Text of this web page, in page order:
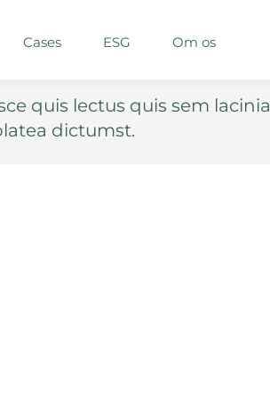
Cases ESG Om os
quis lectus quis sem lacinia
dictumst.